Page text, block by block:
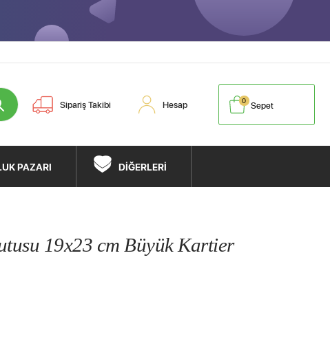
Sipariş Takibi Hesap Sepet
0
PAZARI DİĞERLERİ
19x23 cm Büyük Kartier